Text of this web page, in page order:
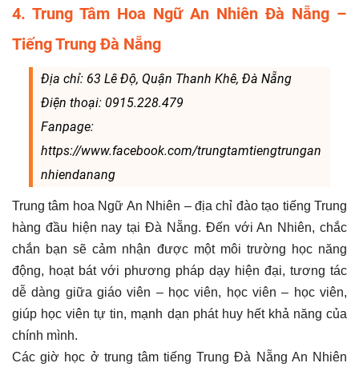
4. Trung Tâm Hoa Ngữ An Nhiên Đà Nẵng –
Tiếng Trung Đà Nẵng
Địa chỉ: 63 Lê Độ, Quận Thanh Khê, Đà Nẵng
Điện thoại: 0915.228.479
Fanpage:
https://www.facebook.com/trungtamtiengtrungan
nhiendanang
Trung tâm hoa Ngữ An Nhiên – địa chỉ đào tạo tiếng Trung
hàng đầu hiện nay tại Đà Nẵng. Đến với An Nhiên, chắc
chắn bạn sẽ cảm nhận được một môi trường học năng
động, hoạt bát với phương pháp dạy hiện đại, tương tác
dễ dàng giữa giáo viên – học viên, học viên – học viên,
giúp học viên tự tin, mạnh dạn phát huy hết khả năng của
chính mình.
Các giờ học ở trung tâm tiếng Trung Đà Nẵng An Nhiên